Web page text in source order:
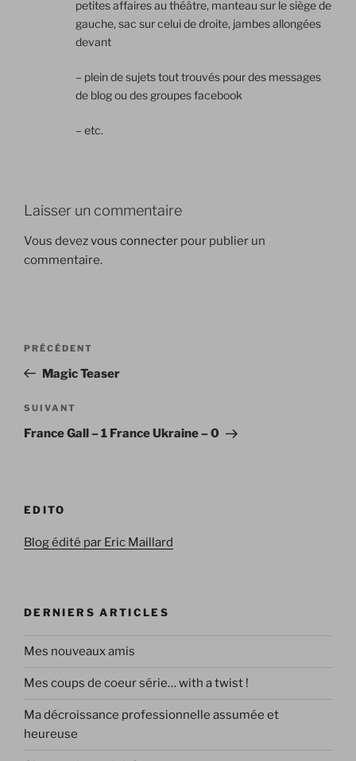
petites affaires au théâtre, manteau sur le siège de
gauche, sac sur celui de droite, jambes allongées
devant
– plein de sujets tout trouvés pour des messages
de blog ou des groupes facebook
– etc.
Laisser un commentaire
Vous devezvous connecter pour publier un
commentaire.
Navigation
l’article
Article
précédent
PRÉCÉDENT
Magic Teaser
Article
suivant
SUIVANT
France Gall – 1 France Ukraine – 0
EDITO
Blog édité par Eric Maillard
DERNIERS ARTICLES
Mes nouveaux amis
Mes coups de coeur série… with a twist !
Ma décroissance professionnelle assumée et
heureuse